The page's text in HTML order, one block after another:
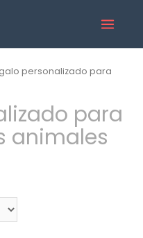
personalizado para
para
animales